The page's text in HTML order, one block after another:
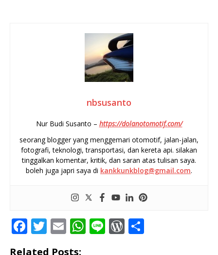
nbsusanto
Nur Budi Susanto – https://dolanotomotif.com/
seorang blogger yang menggemari otomotif, jalan-jalan,
fotografi, teknologi, transportasi, dan kereta api. silakan
tinggalkan komentar, kritik, dan saran atas tulisan saya.
boleh juga japri saya di kankkunkblog@gmail.com.
F T E W Li W
Related Posts: